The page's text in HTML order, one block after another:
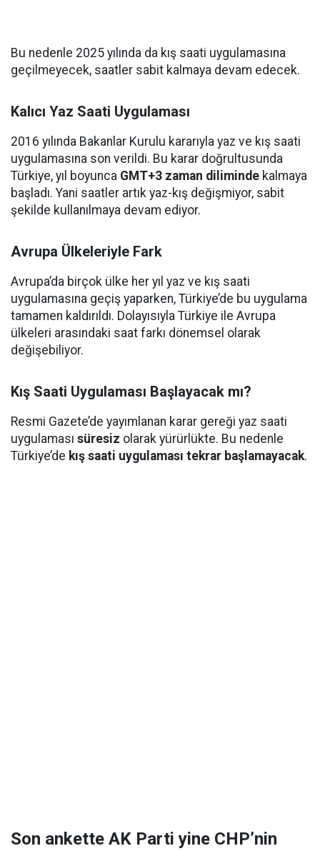
Bu nedenle 2025 yılında da kış saati uygulamasına
geçilmeyecek, saatler sabit kalmaya devam edecek.
Kalıcı Yaz Saati Uygulaması
2016 yılında Bakanlar Kurulu kararıyla yaz ve kış saati
uygulamasına son verildi. Bu karar doğrultusunda
Türkiye, yıl boyunca GMT+3 zaman diliminde kalmaya
başladı. Yani saatler artık yaz-kış değişmiyor, sabit
şekilde kullanılmaya devam ediyor.
Avrupa Ülkeleriyle Fark
Avrupa’da birçok ülke her yıl yaz ve kış saati
uygulamasına geçiş yaparken, Türkiye’de bu uygulama
tamamen kaldırıldı. Dolayısıyla Türkiye ile Avrupa
ülkeleri arasındaki saat farkı dönemsel olarak
değişebiliyor.
Kış Saati Uygulaması Başlayacak mı?
Resmi Gazete’de yayımlanan karar gereği yaz saati
uygulaması süresiz olarak yürürlükte. Bu nedenle
Türkiye’de kış saati uygulaması tekrar başlamayacak.
Son ankette AK Parti yine CHP’nin